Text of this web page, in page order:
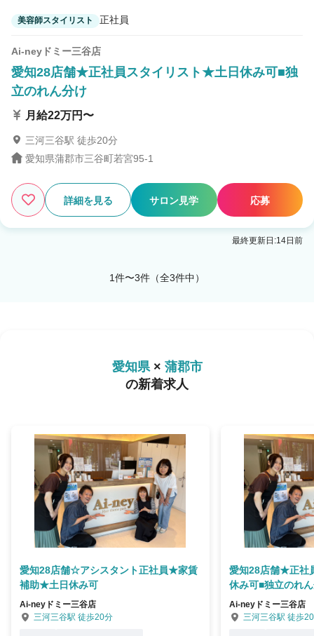
美容師スタイリスト 正社員
Ai-neyドミー三谷店
愛知28店舗★正社員スタイリスト★土日休み可■独
立のれん分け
月給22万円〜
三河三谷駅 徒歩20分
愛知県蒲郡市三谷町若宮95-1
詳細を見る サロン見学 応募
最終更新日:14日前
1件〜3件（全3件中）
愛知県× 蒲郡市
の新着求人
愛知28店舗☆アシスタント正社員★家賃
補助★土日休み可
Ai-neyドミー三谷店
三河三谷駅 徒歩20分
愛知28店舗★正社
休み可■独立のれ
Ai-neyドミー三谷店
三河三谷駅 徒歩